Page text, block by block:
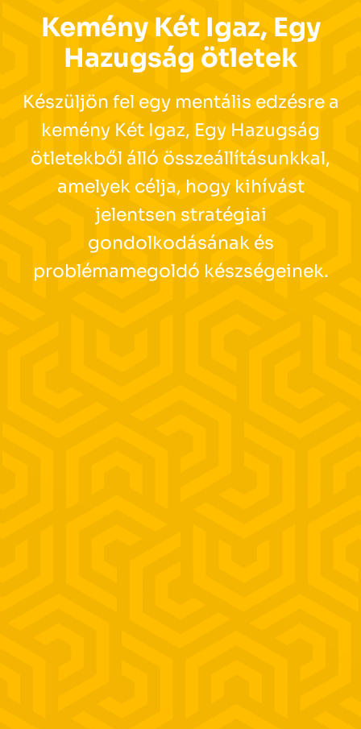
Kemény Két Igaz, Egy
Hazugság ötletek
Készüljön fel egy mentális edzésre a
kemény Két Igaz, Egy Hazugság
ötletekből álló összeállításunkkal,
amelyek célja, hogy kihívást
jelentsen stratégiai
gondolkodásának és
problémamegoldó készségeinek.